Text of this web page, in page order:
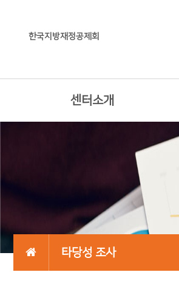
한국지방재정공제회
센터소개
타당성 조사